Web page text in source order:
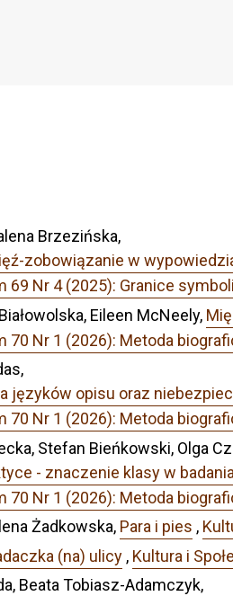
Brzezińska,
zobowiązanie w
69 Nr 4 (2025): Granice
Eileen McNeely,
70 Nr 1 (2026): Metoda
języków opisu oraz
70 Nr 1 (2026): Metoda
Stefan Bieńkowski, Olga
- znaczenie klasy w
70 Nr 1 (2026): Metoda
Żadkowska, Para i pies ,
(na) ulicy , Kultura i
Beata Tobiasz-Adamczyk,